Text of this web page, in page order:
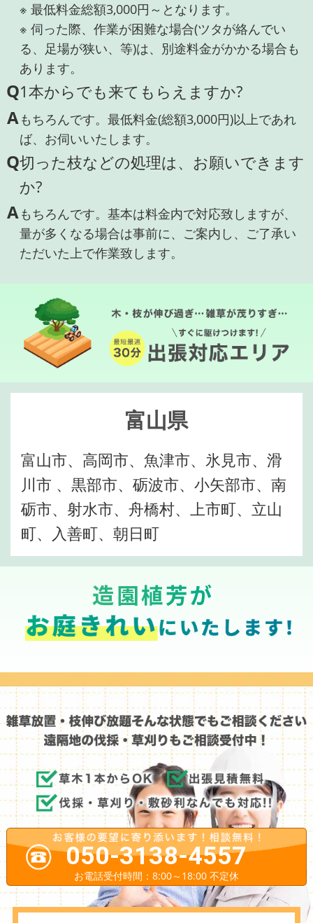
※ 最低料金総額3,000円～となります。
※ 伺った際、作業が困難な場合(ツタが絡んでい
る、足場が狭い、等)は、別途料金がかかる場合も
あります。
Q1本からでも来てもらえますか?
Aもちろんです。最低料金(総額3,000円)以上であれ
ば、お伺いいたします。
Q切った枝などの処理は、お願いできます
か?
Aもちろんです。基本は料金内で対応致しますが、
量が多くなる場合は事前に、ご案内し、ご了承い
ただいた上で作業致します。
富山県
富山市、高岡市、魚津市、氷見市、滑
川市 、黒部市、砺波市、小矢部市、南
砺市、射水市、舟橋村、上市町、立山
町、入善町、朝日町
造園植芳が
050-3138-4557
お電話受付時間：8:00～18:00 不定休